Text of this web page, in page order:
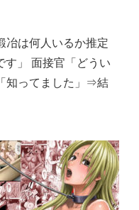
冶は何人いるか推定
す」 面接官「どうい
知ってました」⇒結